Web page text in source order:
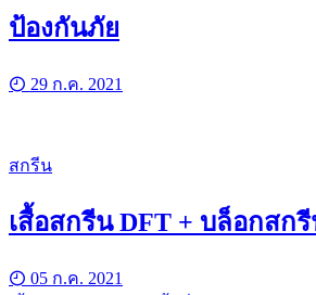
ป้องกันภัย
29 ก.ค. 2021
สกรีน
เสื้อสกรีน DFT + บล็อกสก
05 ก.ค. 2021